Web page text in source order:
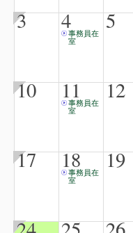
3 4事務員在
室
5
10 11
事務員在
室
12
17 18
事務員在
室
19